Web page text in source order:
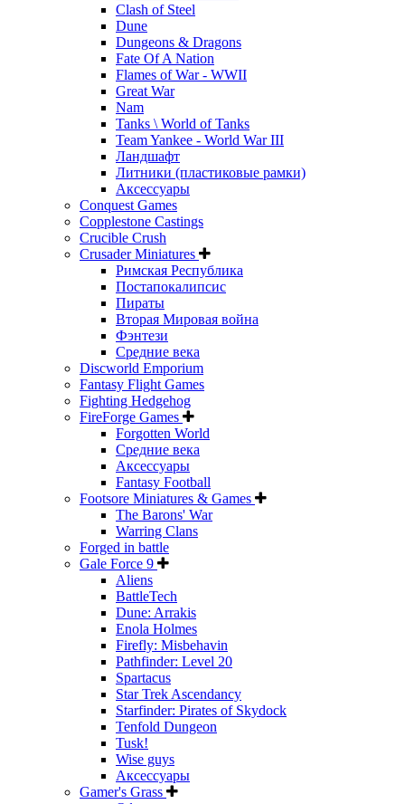
Clash of Steel
Dune
Dungeons & Dragons
Fate Of A Nation
Flames of War - WWII
Great War
Nam
Tanks \ World of Tanks
Team Yankee - World War III
Ландшафт
Литники (пластиковые рамки)
Аксессуары
Conquest Games
Copplestone Castings
Crucible Crush
Crusader Miniatures
Римская Республика
Постапокалипсис
Пираты
Вторая Мировая война
Фэнтези
Средние века
Discworld Emporium
Fantasy Flight Games
Fighting Hedgehog
FireForge Games
Forgotten World
Средние века
Аксессуары
Fantasy Football
Footsore Miniatures & Games
The Barons' War
Warring Clans
Forged in battle
Gale Force 9
Aliens
BattleTech
Dune: Arrakis
Enola Holmes
Firefly: Misbehavin
Pathfinder: Level 20
Spartacus
Star Trek Ascendancy
Starfinder: Pirates of Skydock
Tenfold Dungeon
Tusk!
Wise guys
Аксессуары
Gamer's Grass